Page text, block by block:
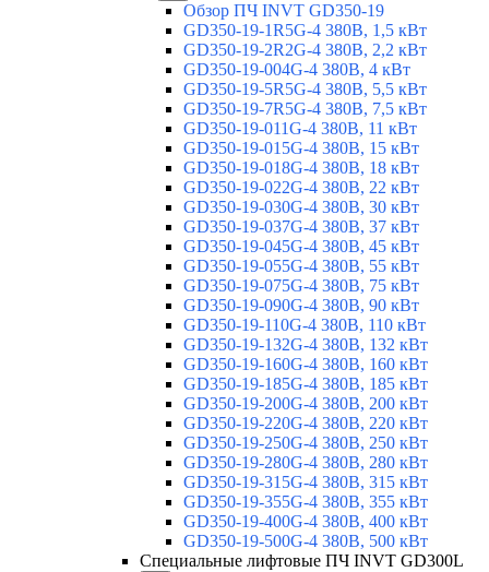
Обзор ПЧ INVT GD350-19
GD350-19-1R5G-4 380В, 1,5 кВт
GD350-19-2R2G-4 380В, 2,2 кВт
GD350-19-004G-4 380В, 4 кВт
GD350-19-5R5G-4 380В, 5,5 кВт
GD350-19-7R5G-4 380В, 7,5 кВт
GD350-19-011G-4 380В, 11 кВт
GD350-19-015G-4 380В, 15 кВт
GD350-19-018G-4 380В, 18 кВт
GD350-19-022G-4 380В, 22 кВт
GD350-19-030G-4 380В, 30 кВт
GD350-19-037G-4 380В, 37 кВт
GD350-19-045G-4 380В, 45 кВт
GD350-19-055G-4 380В, 55 кВт
GD350-19-075G-4 380В, 75 кВт
GD350-19-090G-4 380В, 90 кВт
GD350-19-110G-4 380В, 110 кВт
GD350-19-132G-4 380В, 132 кВт
GD350-19-160G-4 380В, 160 кВт
GD350-19-185G-4 380В, 185 кВт
GD350-19-200G-4 380В, 200 кВт
GD350-19-220G-4 380В, 220 кВт
GD350-19-250G-4 380В, 250 кВт
GD350-19-280G-4 380В, 280 кВт
GD350-19-315G-4 380В, 315 кВт
GD350-19-355G-4 380В, 355 кВт
GD350-19-400G-4 380В, 400 кВт
GD350-19-500G-4 380В, 500 кВт
Специальные лифтовые ПЧ INVT GD300L